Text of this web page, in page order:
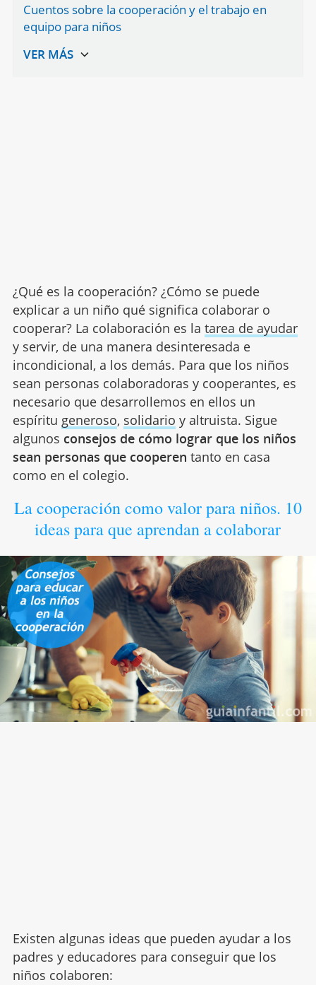
Cuentos sobre la cooperación y el trabajo en
equipo para niños
¿Qué es la cooperación? ¿Cómo se puede
explicar a un niño qué significa colaborar o
cooperar? La colaboración es la tarea de ayudar
y servir, de una manera desinteresada e
incondicional, a los demás. Para que los niños
sean personas colaboradoras y cooperantes, es
necesario que desarrollemos en ellos un
espíritu generoso, solidario y altruista. Sigue
algunos consejos de cómo lograr que los niños
sean personas que cooperen tanto en casa
como en el colegio.
La cooperación como valor para niños. 10
ideas para que aprendan a colaborar
Existen algunas ideas que pueden ayudar a los
padres y educadores para conseguir que los
niños colaboren: